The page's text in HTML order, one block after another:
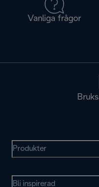
Vanliga frågor
Produkter
Bli inspirerad